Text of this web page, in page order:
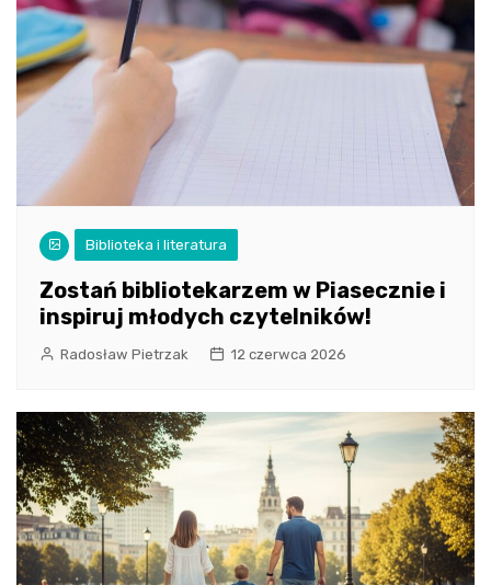
Biblioteka i literatura
Zostań bibliotekarzem w Piasecznie i
inspiruj młodych czytelników!
Radosław Pietrzak 12 czerwca 2026